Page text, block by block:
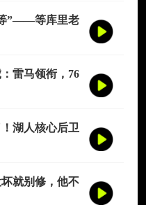
”——等库里老
雷马领衔，76
湖人核心后卫
金之旅」正
就别修，他不